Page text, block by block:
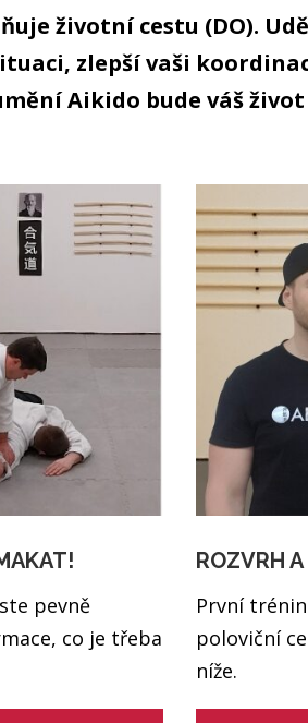
životní cestu (DO).
zlepší vaši
Aikido bude váš
pevně
co je třeba
ROZVRH
První
poloviční
níže.